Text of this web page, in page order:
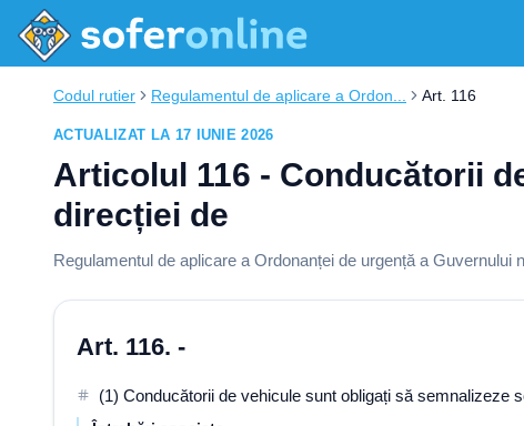
Codul rutier Regulamentul de aplicare a Ordon... Art. 116
ACTUALIZAT LA 17 IUNIE 2026
Articolul 116 - Conducătorii
direcției de
Regulamentul de aplicare a Ordonanței de urgență a
Art. 116. -
(1) Conducătorii de vehicule sunt obligați să semnalizeze